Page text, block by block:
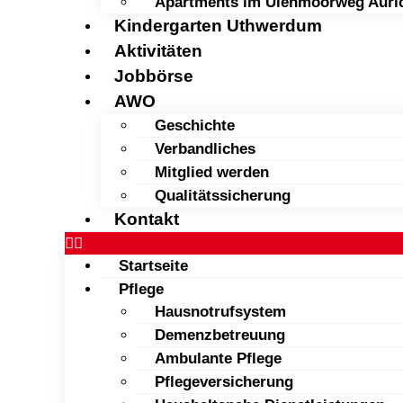
Kindergarten Uthwerdum
Aktivitäten
Jobbörse
AWO
Geschichte
Verbandliches
Mitglied werden
Qualitätssicherung
Kontakt
Startseite
Pflege
Hausnotrufsystem
Demenzbetreuung
Ambulante Pflege
Pflegeversicherung